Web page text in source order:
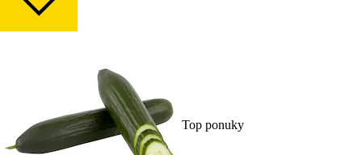
Top ponuky